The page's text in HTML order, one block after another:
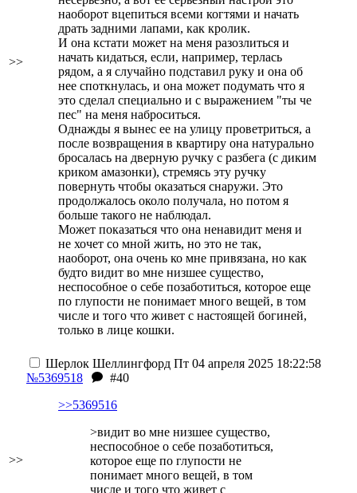
>>
наоборот вцепиться всеми когтями и начать
драть задними лапами, как кролик.
И она кстати может на меня разозлиться и
начать кидаться, если, например, терлась
рядом, а я случайно подставил руку и она об
нее споткнулась, и она может подумать что я
это сделал специально и с выражением "ты че
пес" на меня наброситься.
Однажды я вынес ее на улицу проветриться, а
после возвращения в квартиру она натурально
бросалась на дверную ручку с разбега (с диким
криком амазонки), стремясь эту ручку
повернуть чтобы оказаться снаружи. Это
продолжалось около получала, но потом я
больше такого не наблюдал.
Может показаться что она ненавидит меня и
не хочет со мной жить, но это не так,
наоборот, она очень ко мне привязана, но как
будто видит во мне низшее существо,
неспособное о себе позаботиться, которое еще
по глупости не понимает много вещей, в том
числе и того что живет с настоящей богиней,
только в лице кошки.
>>
Шерлок Шеллингфорд Пт 04 апреля 2025 18:22:58
№5369518
#40
>>5369516
>видит во мне низшее существо,
неспособное о себе позаботиться,
которое еще по глупости не
понимает много вещей, в том
числе и того что живет с